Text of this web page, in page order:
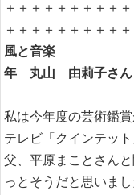
＋＋＋＋＋＋＋＋＋
＋＋＋＋＋＋＋＋＋＋
風と
年 丸山 由莉子さん
私は今年度の芸術鑑
テレビ「クインテッ
父、平原まことさん
っとそうだと思いまし